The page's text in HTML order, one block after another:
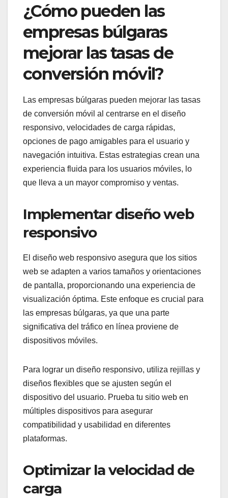
¿Cómo pueden las
empresas búlgaras
mejorar las tasas de
conversión móvil?
Las empresas búlgaras pueden mejorar las tasas
de conversión móvil al centrarse en el diseño
responsivo, velocidades de carga rápidas,
opciones de pago amigables para el usuario y
navegación intuitiva. Estas estrategias crean una
experiencia fluida para los usuarios móviles, lo
que lleva a un mayor compromiso y ventas.
Implementar diseño web
responsivo
El diseño web responsivo asegura que los sitios
web se adapten a varios tamaños y orientaciones
de pantalla, proporcionando una experiencia de
visualización óptima. Este enfoque es crucial para
las empresas búlgaras, ya que una parte
significativa del tráfico en línea proviene de
dispositivos móviles.
Para lograr un diseño responsivo, utiliza rejillas y
diseños flexibles que se ajusten según el
dispositivo del usuario. Prueba tu sitio web en
múltiples dispositivos para asegurar
compatibilidad y usabilidad en diferentes
plataformas.
Optimizar la velocidad de
carga